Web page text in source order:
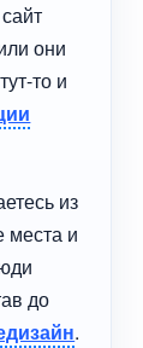
они
то и
из
места и
до
.